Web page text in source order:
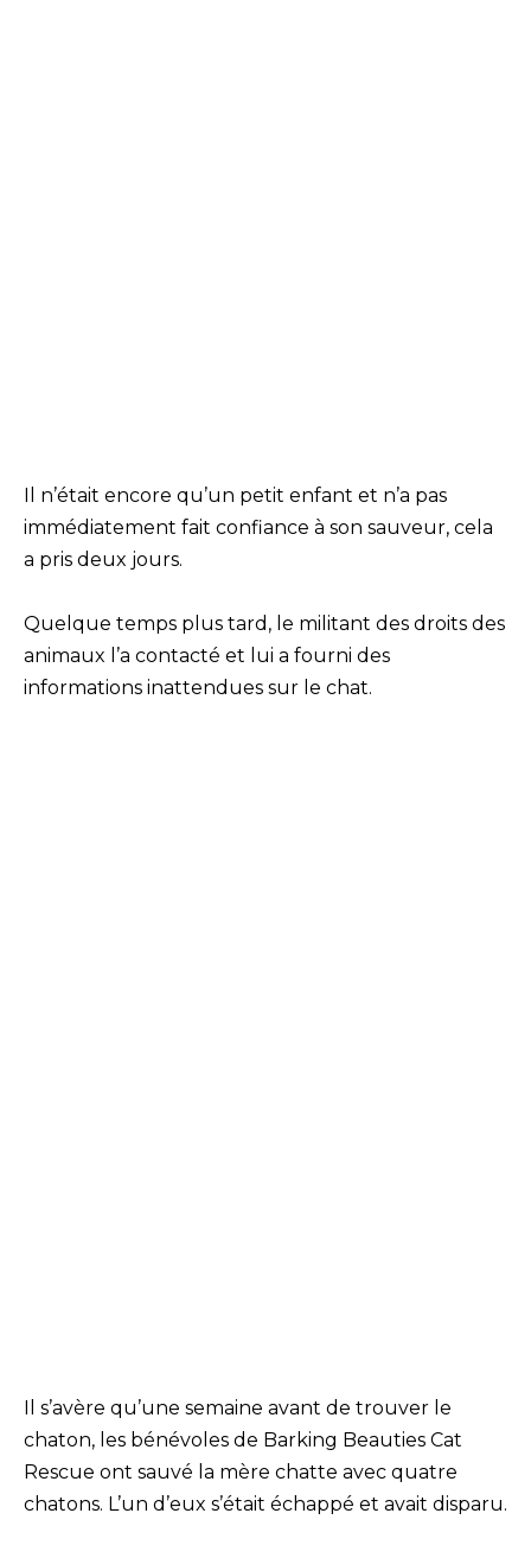
Il n’était encore qu’un petit enfant et n’a pas
immédiatement fait confiance à son sauveur, cela
a pris deux jours.
Quelque temps plus tard, le militant des droits des
animaux l’a contacté et lui a fourni des
informations inattendues sur le chat.
Il s’avère qu’une semaine avant de trouver le
chaton, les bénévoles de Barking Beauties Cat
Rescue ont sauvé la mère chatte avec quatre
chatons. L’un d’eux s’était échappé et avait disparu.